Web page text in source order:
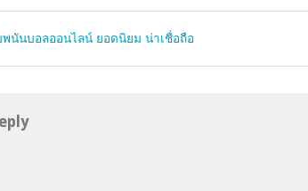
พนันบอลออนไลน์ ยอดนิยม น่าเชื่อถือ